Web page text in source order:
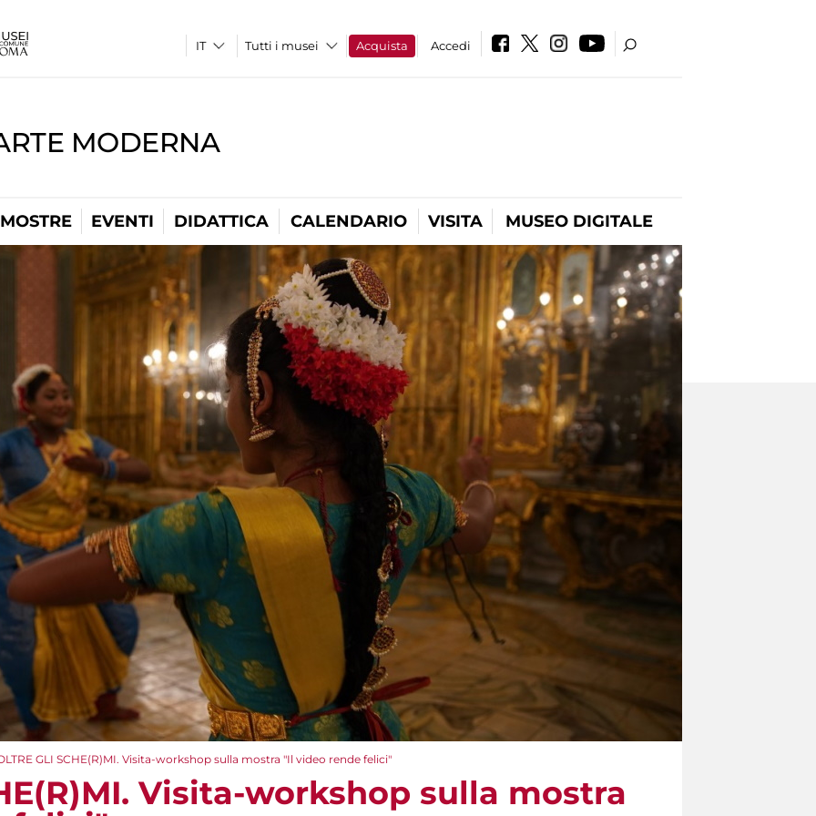
Tutti i musei Acquista Accedi
MODERNA
MOSTRE EVENTI DIDATTICA CALENDARIO VISITA MUSEO DIGITALE
GLI SCHE(R)MI. Visita-workshop sulla mostra "Il video rende felici"
Visita-workshop sulla mostra